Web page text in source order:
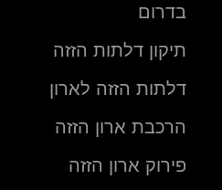
בדרום
תיקון דלתות הזזה
דלתות הזזה לארון
הרכבת ארון הזזה
פירוק ארון הזזה